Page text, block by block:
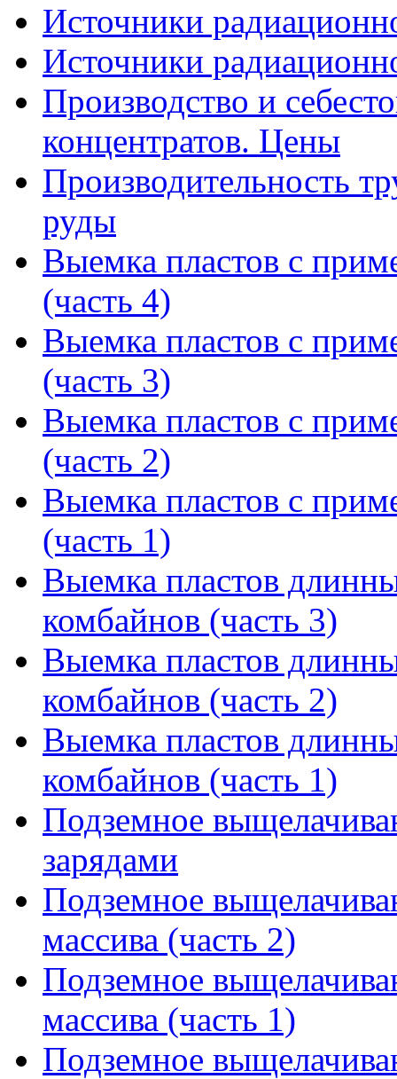
Источники
Источники
Производство и
концентратов. Цены
Производительность
руды
Выемка пластов с
(часть 4)
Выемка пластов с
(часть 3)
Выемка пластов с
(часть 2)
Выемка пластов с
(часть 1)
Выемка пластов
комбайнов (часть 3)
Выемка пластов
комбайнов (часть 2)
Выемка пластов
комбайнов (часть 1)
Подземное
зарядами
Подземное
массива (часть 2)
Подземное
массива (часть 1)
Подземное